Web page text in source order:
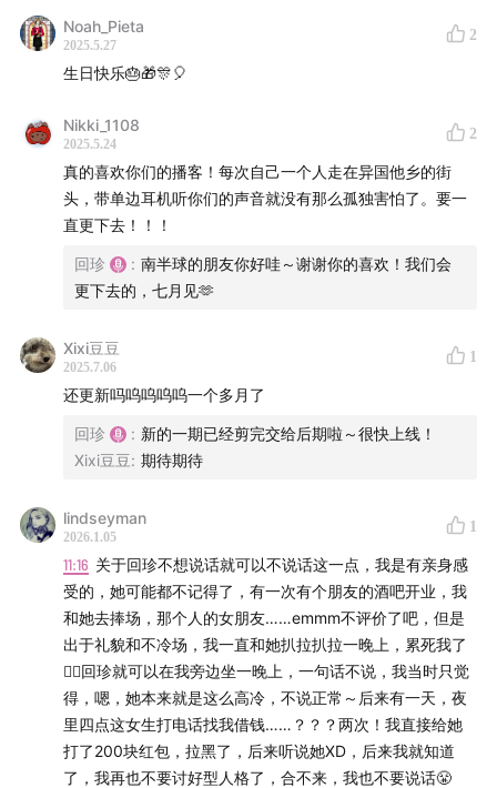
字。借用她们的名字，我们在这里分享观点和故事，她们
也借由我们的声音，在这里与更多的女性相遇。
马拉雅｜豆瓣｜QQ音乐
@FromWomen从我们开始，以及添加小助手微信：
FromWomen加入我们的听友群。
听友来信及商务合作：fromwomen@outlook.com
Noah_Pieta
2025.5.27
2
生日快乐🎂🎁🎊🎈
Nikki_1108
2025.5.24
2
真的喜欢你们的播客！每次自己一个人走在异国他乡的街
头，带单边耳机听你们的声音就没有那么孤独害怕了。要一
直更下去！！！
回珍 : 南半球的朋友你好哇～谢谢你的喜欢！我们会
更下去的，七月见🫶
Xixi豆豆
2025.7.06
1
还更新吗呜呜呜呜一个多月了
回珍 : 新的一期已经剪完交给后期啦～很快上线！
Xixi豆豆: 期待期待
lindseyman
2026.1.05
1
11:16 关于回珍不想说话就可以不说话这一点，我是有亲身感
受的，她可能都不记得了，有一次有个朋友的酒吧开业，我
和她去捧场，那个人的女朋友……emmm不评价了吧，但是
出于礼貌和不冷场，我一直和她扒拉扒拉一晚上，累死我了
😮‍💨回珍就可以在我旁边坐一晚上，一句话不说，我当时只觉
得，嗯，她本来就是这么高冷，不说正常～后来有一天，夜
里四点这女生打电话找我借钱……？？？两次！我直接给她
打了200块红包，拉黑了，后来听说她XD，后来我就知道
了，我再也不要讨好型人格了，合不来，我也不要说话😤